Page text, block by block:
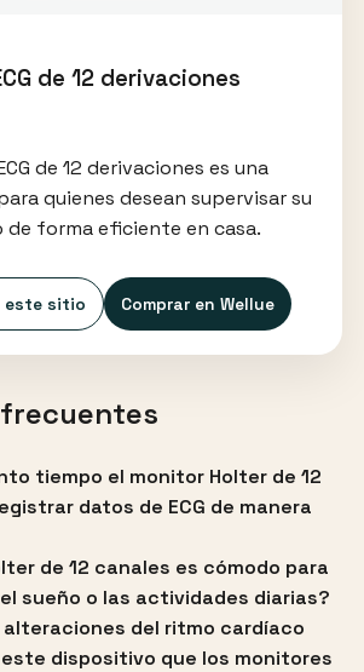
de 12 derivaciones
de 12 derivaciones es una
quienes desean supervisar su
de forma eficiente en casa.
este sitio Comprar en Wellue
tiempo el monitor Holter de 12
datos de ECG de manera
de 12 canales es cómodo para
sueño o las actividades diarias?
alteraciones del ritmo cardíaco
dispositivo que los monitores